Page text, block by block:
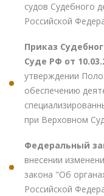
судов Судебного
Российской
Приказ
Суде РФ от
утверждении
обеспечению
при Верховном
Федеральный
внесении
закона "Об
Российской